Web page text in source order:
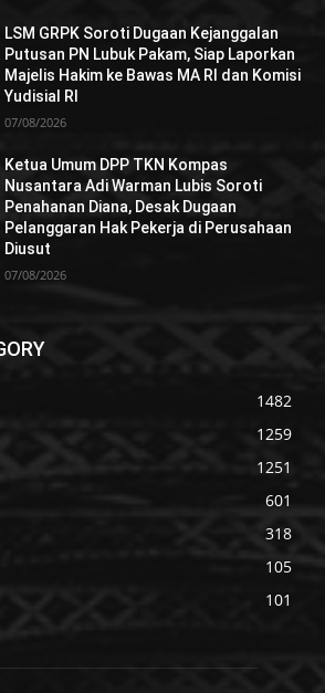
LSM GRPK Soroti Dugaan Kejanggalan
Putusan PN Lubuk Pakam, Siap Laporkan
Majelis Hakim ke Bawas MA RI dan Komisi
Yudisial RI
07/08/2026
Ketua Umum DPP TKN Kompas
Nusantara Adi Warman Lubis Soroti
Penahanan Diana, Desak Dugaan
Pelanggaran Hak Pekerja di Perusahaan
Diusut
07/08/2026
1482
1259
1251
601
318
105
101